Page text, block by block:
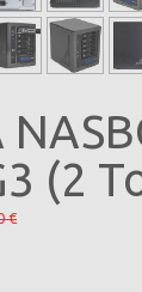
(2
€